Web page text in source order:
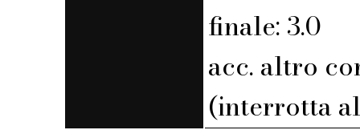
finale: 3.0
acc. altro
(interrotta